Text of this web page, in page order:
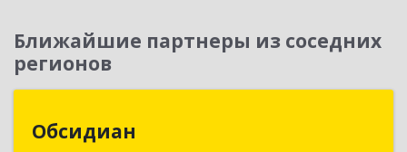
Ближайшие партнеры из соседних
регионов
Обсидиан